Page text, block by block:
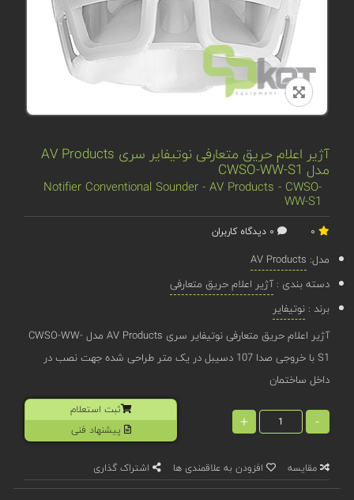
آژیر اعلام حریق متعارفی نوتیفایر سری AV Products
مدل CWSO-WW-S1
Notifier Conventional Sounder - AV Products - CWSO-
WW-S1
مدل: AV Products
دسته بندی :آژیر اعلام حریق متعارفی
برند :نوتیفایر
آژیر اعلام حریق متعارفی نوتیفایر سری AV Products مدل CWSO-WW-
S1 با خروجی صدا 107 دسیبل در یک متر طراحی شده جهت نصب در
داخل ساختمان
-
+
ثبت استعلام
پیشنهاد فنی
مقایسه افزودن به علاقمندی ها اشتراک گذاری